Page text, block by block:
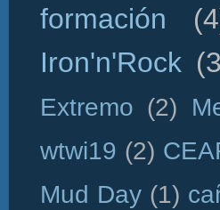
formación
Iron'n'Rock
Extremo (2)
wtwi19 (2)
Mud Day (1)